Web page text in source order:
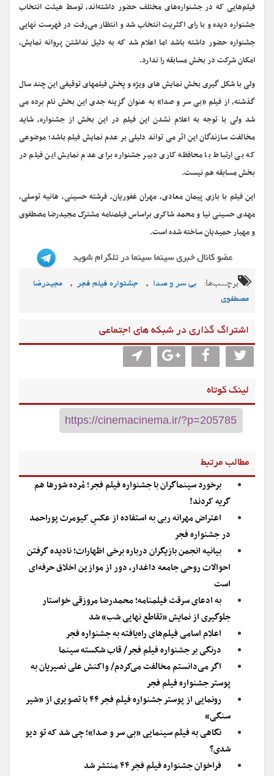
فیلم‌هایی که در جشنواره‌های مختلف حضور داشته‌اند، توسط هیئت انتخاب
جشنواره دیده و با رای اکثریت انتخاب شد و انتظار می‌رفت در فهرست نهایی
جشنواره حضور داشته باشد اما اعلام شد که به دلیل نداشتن پروانه نمایش،
امکان شرکت در بخش مسابقه را ندارد.
ولی با شکل گیری بخش نمایش های ویژه و پخش فیلمهای توقیفی این چند سال
گذشته، از فیلم «بی سر و صدا» به عنوان گزینه جدی این بخش نام برده می
شد ولی با توجه به اعلام نشدن این فیلم در این بخش از جشنواره، شاید
مخالفت سازندگان این اثر می تواند دلیلی بر عدم نمایش فیلم باشد؛ موضوعی
که بی ارتباط با محافظه کاری دبیر جشنواره برای عدم نمایش این فیلم در
بخش مسابقه هم نیست.
این فیلم با بازی پیمان معادی، مهران غفوریان، فرشته حسینی، هانیه توسلی،
مهدی حسینی نیا و محمد شاکری براساس فیلمنامه‌ مشترک مجیدرضا مصطفوی
و مهیار حمیدیان ساخته شده است.
برچسب‌ها: بی سر و صدا , جشنواره فیلم فجر ,
مجیدرضا
مصطفوی
اشتراگ گذاری در شبکه های اجتماعی
لینک کوتاه
مطالب مرتبط
برخورد سینماگران با جشنواره فیلم فجر؛ مُرده شورها هم
گریه کردند!
اعتراض مهرانه ربی به استفاده از عکسِ کیومرث پوراحمد
در جشنواره فجر
بیانیه انجمن بازیگران درباره برخی اظهارات؛ نادیده گرفتن
احوالات روحی جامعه داغدار، دور از موازین اخلاق حرفه‌ای
است
به ادعای سرقت فیلمنامه؛ محمدرضا مروزقی خواستار
جلوگیری از نمایش «تقاطع نهایی شب» شد
اعلام اسامی فیلم‌های راه‌یافته به جشنواره فجر
درنگی بر جشنواره فیلم فجر/ قاب شکسته سینما
اگر می‌دانستم مخالفت می‌کردم/ واکنش علی نصیریان به
پوستر جشنواره فیلم فجر
رونمایی از پوستر جشنواره فیلم فجر ۴۴ با تصویری از «شیر
سنگی»
نگاهی به فیلم سینمایی «بی سر و صدا»؛ چی شد که تو دیو
شدی؟
فراخوان جشنواره فیلم فجر ۴۴ منتشر شد